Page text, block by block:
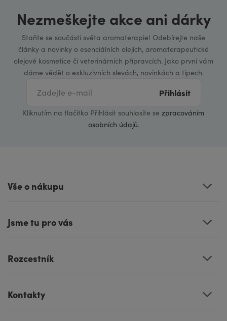
Nezmeškejte akce ani dárky
Staňte se součástí světa aromaterapie! Odebírejte naše
články a novinky o esenciálních olejích, aromaterapeutické
olejové kosmetice či veterinárních přípravcích. Jako první vám
dáme vědět o exkluzivních slevách, novinkách a tipech.
Přihlásit
Kliknutím na tlačítko Přihlásit souhlasíte se zpracováním
osobních údajů.
Vše o nákupu
Jsme tu pro vás
Rozcestník
Kontakty